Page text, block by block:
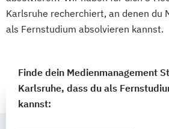
Karlsruhe recherchiert, an denen du
als Fernstudium absolvieren kannst.
Finde dein Medienmanagement
Karlsruhe, dass du als
kannst: